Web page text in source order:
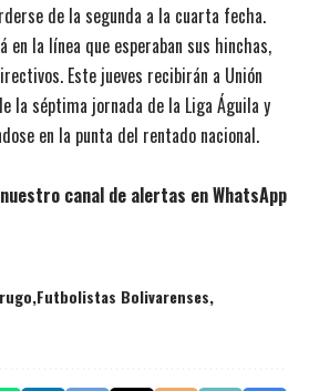
de la segunda a la cuarta fecha.
en la línea que esperaban sus hinchas,
Este jueves recibirán a Unión
la séptima jornada de la Liga Águila y
en la punta del rentado nacional.
canal de alertas en WhatsApp
Futbolistas Bolivarenses